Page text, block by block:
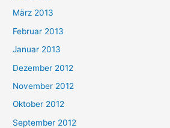
März 2013
Februar 2013
Januar 2013
Dezember 2012
November 2012
Oktober 2012
September 2012